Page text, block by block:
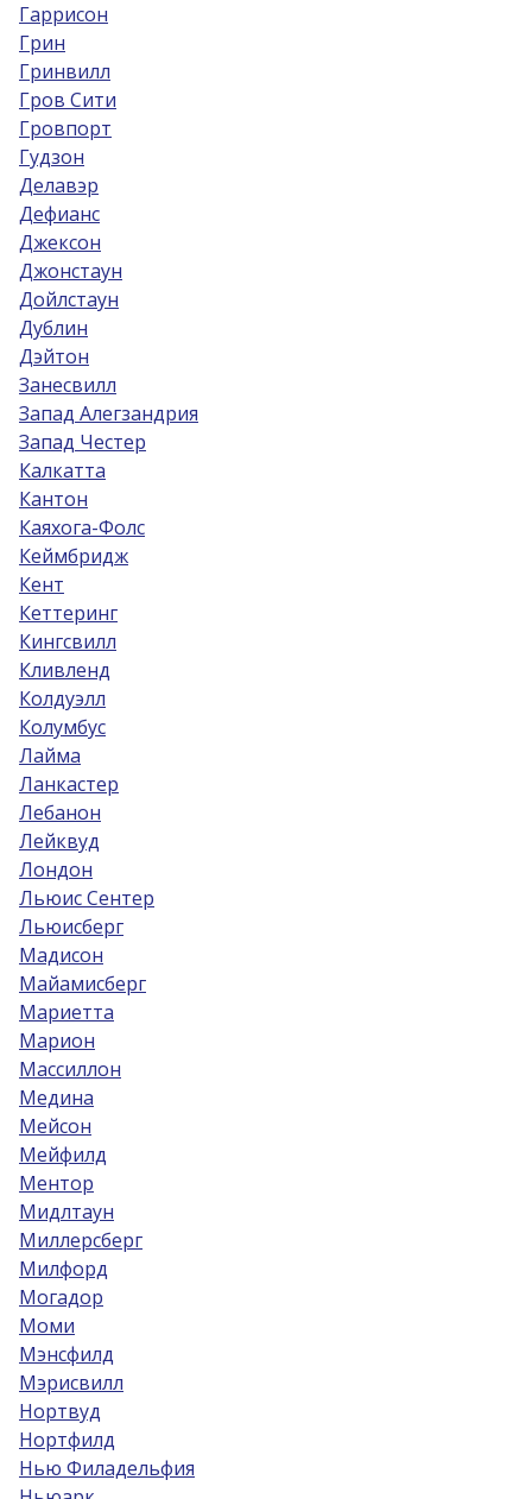
Гаррисон
Грин
Гринвилл
Гров Сити
Гровпорт
Гудзон
Делавэр
Дефианс
Джексон
Джонстаун
Дойлстаун
Дублин
Дэйтон
Занесвилл
Запад Алегзандрия
Запад Честер
Калкатта
Кантон
Каяхога-Фолс
Кеймбридж
Кент
Кеттеринг
Кингсвилл
Кливленд
Колдуэлл
Колумбус
Лайма
Ланкастер
Лебанон
Лейквуд
Лондон
Льюис Сентер
Льюисберг
Мадисон
Майамисберг
Мариетта
Марион
Массиллон
Медина
Мейсон
Мейфилд
Ментор
Мидлтаун
Миллерсберг
Милфорд
Могадор
Моми
Мэнсфилд
Мэрисвилл
Нортвуд
Нортфилд
Нью Филадельфия